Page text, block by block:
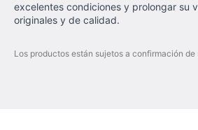
excelentes condiciones y prolongar su
originales y de calidad.
Los productos están sujetos a confirmación de